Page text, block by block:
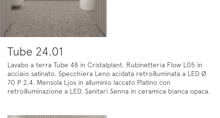
Tube 24.01
Lavabo a terra Tube 48 in Cristalplant. Rubinetteria Flow L05 in
acciaio satinato. Specchiera Leno acidata retroilluminata a LED Ø
70 P 2,4. Mensola Ljos in alluminio laccato Platino con
retroilluminazione a LED. Sanitari Senna in ceramica bianca opaca.